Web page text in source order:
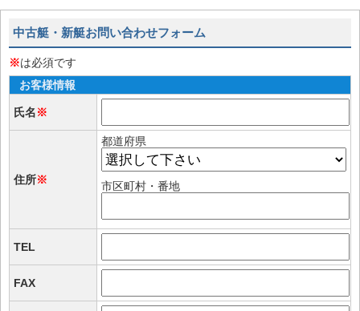
中古艇・新艇お問い合わせフォーム
※は必須です
お客様情報
氏名※
住所※
都道府県
市区町村・番地
TEL
FAX